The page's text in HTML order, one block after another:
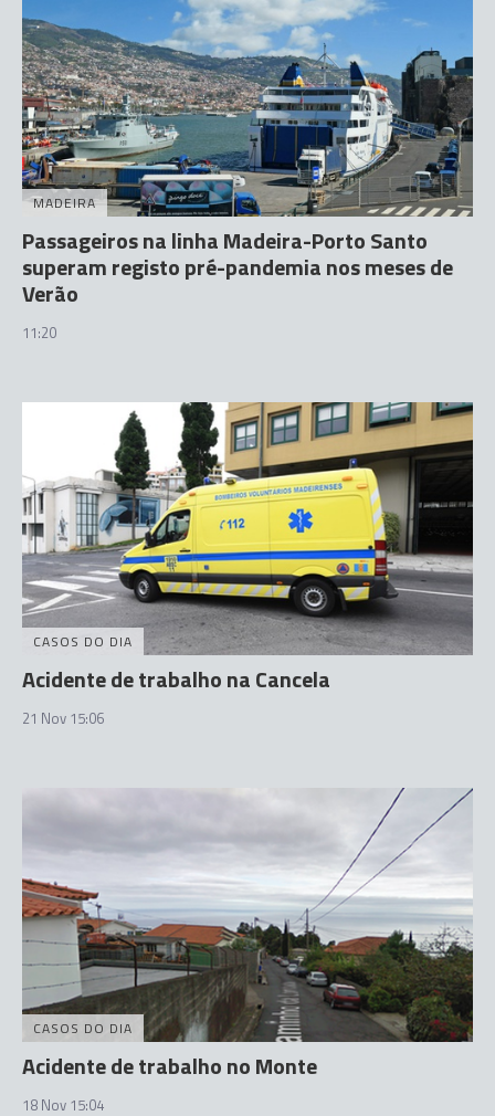
MADEIRA
Passageiros na linha Madeira-Porto Santo
superam registo pré-pandemia nos meses de
Verão
11:20
CASOS DO DIA
Acidente de trabalho na Cancela
21 Nov 15:06
CASOS DO DIA
Acidente de trabalho no Monte
18 Nov 15:04